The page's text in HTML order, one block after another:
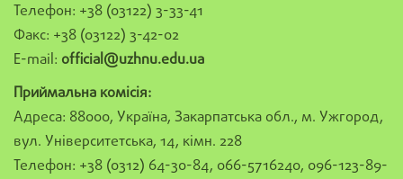
Телефон: +38 (03122) 3-33-41
Факс: +38 (03122) 3-42-02
E-mail: official@uzhnu.edu.ua
Приймальна комісія:
Адреса: 88000, Україна, Закарпатська обл., м. Ужгород,
вул. Університетська, 14, кімн. 228
Телефон: +38 (0312) 64-30-84, 066-5716240, 096-123-89-